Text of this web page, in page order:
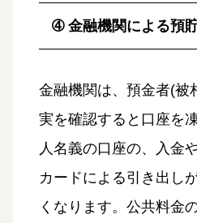
➃ 金融機関による預
金融機関は、預金者(被
実を確認すると口座を
人名義の口座の、入金
カードによる引き出し
くなります。公共料金